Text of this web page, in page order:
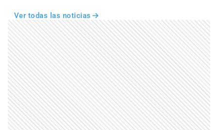
Ver todas las noticias